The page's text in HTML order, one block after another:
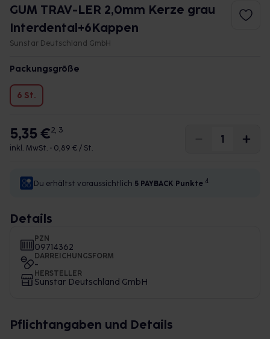
GUM TRAV-LER 2,0mm Kerze grau
Interdental+6Kappen
Sunstar Deutschland GmbH
Packungsgröße
6 St.
5,35 €2, 3
inkl. MwSt. • 0,89 € / St.
Du erhältst voraussichtlich 5 PAYBACK Punkte 4
Details
PZN
09714362
DARREICHUNGSFORM
-
HERSTELLER
Sunstar Deutschland GmbH
Pflichtangaben und Details